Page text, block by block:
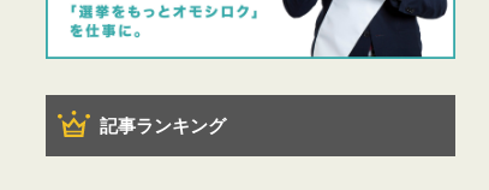
記事ランキング